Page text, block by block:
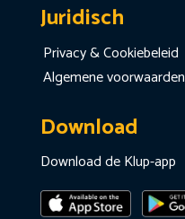
Juridisch
Privacy & Cookiebeleid
Algemene voorwaarden
Download
Download de Klup-app